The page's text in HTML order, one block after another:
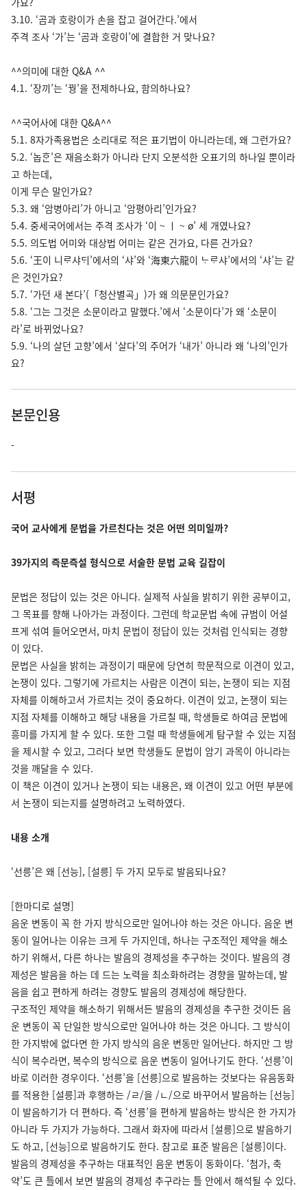
3.10. ‘곰과 호랑이가 손을 잡고 걸어간다.’에서
주격 조사 ‘가’는 ‘곰과 호랑이’에 결합한 거 맞나요?
^^의미에 대한 Q&A ^^
4.1. ‘장끼’는 ‘꿩’을 전제하나요, 함의하나요?
^^국어사에 대한 Q&A^^
5.1. 8자가족용법은 소리대로 적은 표기법이 아니라는데, 왜 그런가요?
5.2. ‘놉ᄒᆞᆫ’은 재음소화가 아니라 단지 오분석한 오표기의 하나일 뿐이라
고 하는데,
이게 무슨 말인가요?
5.3. 왜 ‘암병아리’가 아니고 ‘암평아리’인가요?
5.4. 중세국어에서는 주격 조사가 ‘이 ~ ㅣ ~ ø’ 세 개였나요?
5.5. 의도법 어미와 대상법 어미는 같은 건가요, 다른 건가요?
5.6. ‘王이 니ᄅᆞ샤ᄃᆡ’에서의 ‘샤’와 ‘海東六龍이 ᄂᆞᄅᆞ샤’에서의 ‘샤’는 같
은 것인가요?
5.7. ‘가던 새 본다’(「청산별곡」)가 왜 의문문인가요?
5.8. ‘그는 그것은 소문이라고 말했다.’에서 ‘소문이다’가 왜 ‘소문이
라’로 바뀌었나요?
5.9. ‘나의 살던 고향’에서 ‘살다’의 주어가 ‘내가’ 아니라 왜 ‘나의’인가
요?
본문인용
-
서평
국어 교사에게 문법을 가르친다는 것은 어떤 의미일까?
39가지의 즉문즉설 형식으로 서술한 문법 교육 길잡이
문법은 정답이 있는 것은 아니다. 실제적 사실을 밝히기 위한 공부이고,
그 목표를 향해 나아가는 과정이다. 그런데 학교문법 속에 규범이 어설
프게 섞여 들어오면서, 마치 문법이 정답이 있는 것처럼 인식되는 경향
이 있다.
문법은 사실을 밝히는 과정이기 때문에 당연히 학문적으로 이견이 있고,
논쟁이 있다. 그렇기에 가르치는 사람은 이견이 되는, 논쟁이 되는 지점
자체를 이해하고서 가르치는 것이 중요하다. 이견이 있고, 논쟁이 되는
지점 자체를 이해하고 해당 내용을 가르칠 때, 학생들로 하여금 문법에
흥미를 가지게 할 수 있다. 또한 그럴 때 학생들에게 탐구할 수 있는 지점
을 제시할 수 있고, 그러다 보면 학생들도 문법이 암기 과목이 아니라는
것을 깨달을 수 있다.
이 책은 이견이 있거나 논쟁이 되는 내용은, 왜 이견이 있고 어떤 부분에
서 논쟁이 되는지를 설명하려고 노력하였다.
내용 소개
‘선릉’은 왜 [선능], [설릉] 두 가지 모두로 발음되나요?
[한마디로 설명]
음운 변동이 꼭 한 가지 방식으로만 일어나야 하는 것은 아니다. 음운 변
동이 일어나는 이유는 크게 두 가지인데, 하나는 구조적인 제약을 해소
하기 위해서, 다른 하나는 발음의 경제성을 추구하는 것이다. 발음의 경
제성은 발음을 하는 데 드는 노력을 최소화하려는 경향을 말하는데, 발
음을 쉽고 편하게 하려는 경향도 발음의 경제성에 해당한다.
구조적인 제약을 해소하기 위해서든 발음의 경제성을 추구한 것이든 음
운 변동이 꼭 단일한 방식으로만 일어나야 하는 것은 아니다. 그 방식이
한 가지밖에 없다면 한 가지 방식의 음운 변동만 일어난다. 하지만 그 방
식이 복수라면, 복수의 방식으로 음운 변동이 일어나기도 한다. ‘선릉’이
바로 이러한 경우이다. ‘선릉’을 [선릉]으로 발음하는 것보다는 유음동화
를 적용한 [설릉]과 후행하는 /ㄹ/을 /ㄴ/으로 바꾸어서 발음하는 [선능]
이 발음하기가 더 편하다. 즉 ‘선릉’을 편하게 발음하는 방식은 한 가지가
아니라 두 가지가 가능하다. 그래서 화자에 따라서 [설릉]으로 발음하기
도 하고, [선능]으로 발음하기도 한다. 참고로 표준 발음은 [설릉]이다.
발음의 경제성을 추구하는 대표적인 음운 변동이 동화이다. ‘첨가, 축
약’도 큰 틀에서 보면 발음의 경제성 추구라는 틀 안에서 해석될 수 있다.